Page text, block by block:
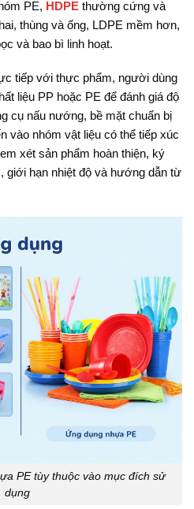
PE, HDPE thường cứng và
thùng và ống, LDPE mềm hơn,
và bao bì linh hoạt.
tiếp với thực phẩm, người dùng
liệu PP hoặc PE để đánh giá độ
cụ nấu nướng, bề mặt chuẩn bị
vào nhóm vật liệu có thể tiếp xúc
xét sản phẩm hoàn thiện, ký
giới hạn nhiệt độ và hướng dẫn từ
PE tùy thuộc vào mục đích sử
dụng